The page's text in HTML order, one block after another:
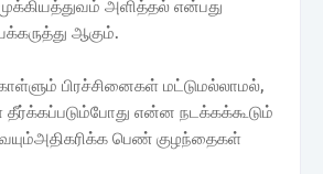
அளித்தல் என்பது
ஆகும்.
பிரச்சினைகள் மட்டுமல்லாமல்,
என்ன நடக்கக்கூடும்
பெண் குழந்தைகள்